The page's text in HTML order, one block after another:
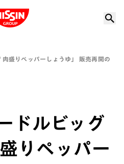
Group
肉盛りペッパーしょうゆ」 販売再開の
ドルビッグ
りペッパー